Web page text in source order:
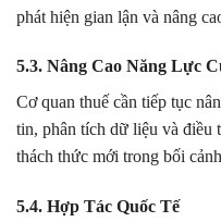
phát hiện gian lận và nâng
5.3. Nâng Cao Năng Lực
Cơ quan thuế cần tiếp tục
tin, phân tích dữ liệu và điều
thách thức mới trong bối
5.4. Hợp Tác Quốc Tế